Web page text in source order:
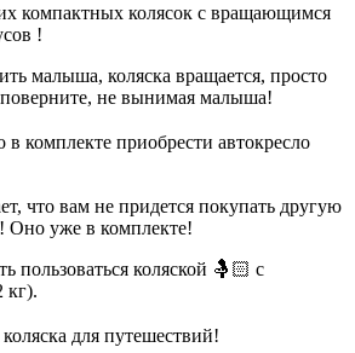
компактных колясок с вращающимся
!
малыша, коляска вращается, просто
не вынимая малыша!
комплекте приобрести автокресло
что вам не придется покупать другую
Оно уже в комплекте!
пользоваться коляской 🤱🏻 с
кг).
для путешествий!